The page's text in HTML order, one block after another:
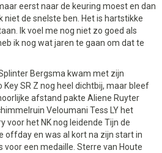
eerst naar de keuring moest en dan
niet de snelste ben. Het is hartstikke
Ik voel me nog niet zo goed als
ik nog wat jaren te gaan om dat te
Bergsma kwam met zijn
SR Z nog heel dichtbij, maar bleef
afstand pakte Aliene Ruyter
Veloumani Tess LY het
voor het NK nog leidende Tijn de
offday en was al kort na zijn start in
voor een medaille. Sterre van Houte